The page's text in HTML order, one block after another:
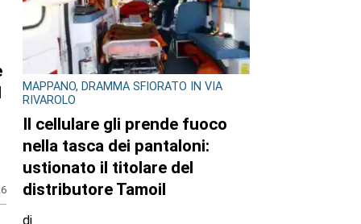
MAPPANO, DRAMMA SFIORATO IN VIA
RIVAROLO
Il cellulare gli prende fuoco
nella tasca dei pantaloni:
ustionato il titolare del
distributore Tamoil
di